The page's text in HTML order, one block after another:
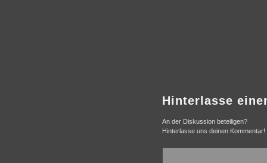
Hinterlasse
An der Diskussion beteiligen?
Hinterlasse uns deinen Kommentar!